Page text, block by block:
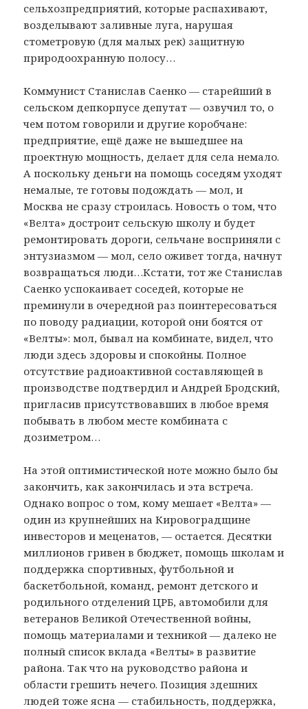
сельхозпредприятий, которые распахивают,
возделывают заливные луга, нарушая
стометровую (для малых рек) защитную
природоохранную полосу…
Коммунист Станислав Саенко — старейший в
сельском депкорпусе депутат — озвучил то, о
чем потом говорили и другие коробчане:
предприятие, ещё даже не вышедшее на
проектную мощность, делает для села немало.
А поскольку деньги на помощь соседям уходят
немалые, те готовы подождать — мол, и
Москва не сразу строилась. Новость о том, что
«Велта» достроит сельскую школу и будет
ремонтировать дороги, сельчане восприняли с
энтузиазмом — мол, село оживет тогда, начнут
возвращаться люди…Кстати, тот же Станислав
Саенко успокаивает соседей, которые не
преминули в очередной раз поинтересоваться
по поводу радиации, которой они боятся от
«Велты»: мол, бывал на комбинате, видел, что
люди здесь здоровы и спокойны. Полное
отсутствие радиоактивной составляющей в
производстве подтвердил и Андрей Бродский,
пригласив присутствовавших в любое время
побывать в любом месте комбината с
дозиметром…
На этой оптимистической ноте можно было бы
закончить, как закончилась и эта встреча.
Однако вопрос о том, кому мешает «Велта» —
один из крупнейших на Кировоградщине
инвесторов и меценатов, — остается. Десятки
миллионов гривен в бюджет, помощь школам и
поддержка спортивных, футбольной и
баскетбольной, команд, ремонт детского и
родильного отделений ЦРБ, автомобили для
ветеранов Великой Отечественной войны,
помощь материалами и техникой — далеко не
полный список вклада «Велты» в развитие
района. Так что на руководство района и
области грешить нечего. Позиция здешних
людей тоже ясна — стабильность, поддержка,